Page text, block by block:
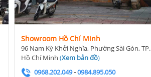
Showroom Hồ Chí Minh
96 Nam Kỳ Khởi Nghĩa, Phường Sài Gòn, TP.
Hồ Chí Minh(Xem bản đồ)
0968.202.049-0984.895.050